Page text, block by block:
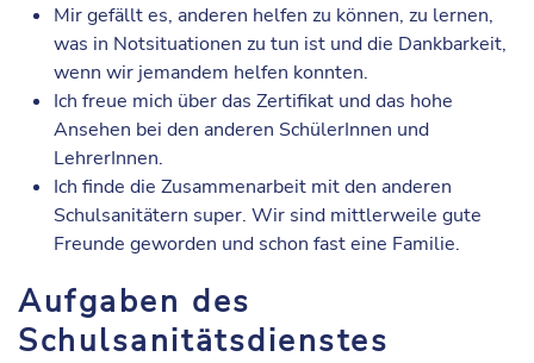
Mir gefällt es, anderen helfen zu können, zu lernen,
was in Notsituationen zu tun ist und die Dankbarkeit,
wenn wir jemandem helfen konnten.
Ich freue mich über das Zertifikat und das hohe
Ansehen bei den anderen SchülerInnen und
LehrerInnen.
Ich finde die Zusammenarbeit mit den anderen
Schulsanitätern super. Wir sind mittlerweile gute
Freunde geworden und schon fast eine Familie.
Aufgaben des
Schulsanitätsdienstes